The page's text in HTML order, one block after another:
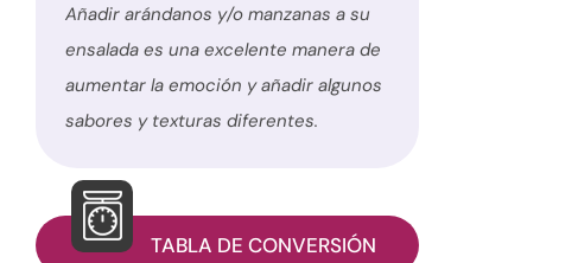
Añadir arándanos y/o manzanas a su
ensalada es una excelente manera de
aumentar la emoción y añadir algunos
sabores y texturas diferentes.
TABLA DE CONVERSIÓN